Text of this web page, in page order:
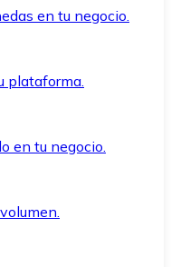
en tu negocio.
plataforma.
en tu negocio.